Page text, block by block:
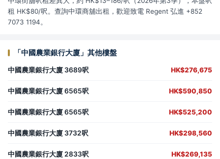
租 HK$80/呎。查詢中環商舖出租，歡迎致電 Regent 弘進 +852
7073 1194。
「中國農業銀行大廈」其他樓盤
中國農業銀行大廈 3689呎 HK$276,675
中國農業銀行大廈 6565呎 HK$590,850
中國農業銀行大廈 6565呎 HK$525,200
中國農業銀行大廈 3732呎 HK$298,560
中國農業銀行大廈 2833呎 HK$269,135